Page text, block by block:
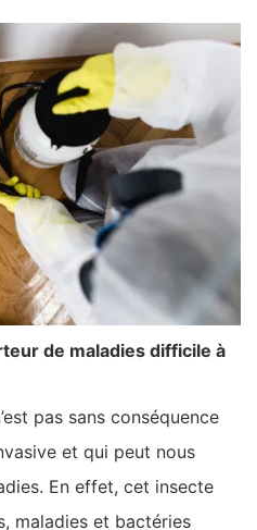
de maladies difficile à
pas sans conséquence
et qui peut nous
En effet, cet insecte
maladies et bactéries